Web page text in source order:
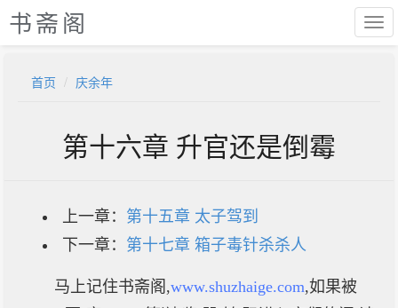
书斋阁
首页 庆余年
第十六章 升官还是倒霉
上一章： 第十五章 太子驾到
下一章： 第十七章 箱子毒针杀杀人
马上记住书斋阁,www.shuzhaige.com,如果被